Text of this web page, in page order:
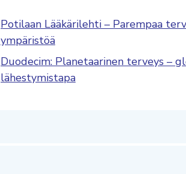
Potilaan Lääkärilehti – Parempaa
ympäristöä
Duodecim: Planetaarinen terveys –
lähestymistapa